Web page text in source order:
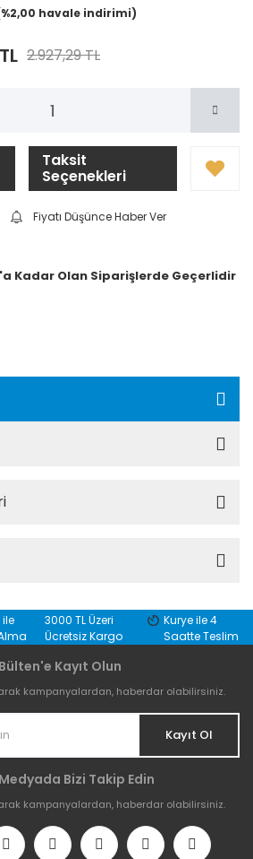
havale indirimi)
2.927,29 TL
Taksit
Seçenekleri
Fiyatı Düşünce Haber Ver
Kadar Olan Siparişlerde Geçerlidir
3000 TL Üzeri
Ücretsiz Kargo
Kurye ile 4
Saatte Teslim
Kayıt Olun
kampanyalardan, haberdar olabilirsiniz.
Kayıt Ol
Bizi Takip Edin
kampanyalardan, haberdar olabilirsiniz.